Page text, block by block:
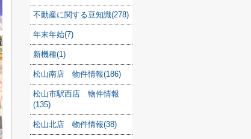
不動産に関する豆知識(278)
年末年始(7)
新機種(1)
松山南店 物件情報(186)
松山市駅西店 物件情報
(135)
松山北店 物件情報(38)